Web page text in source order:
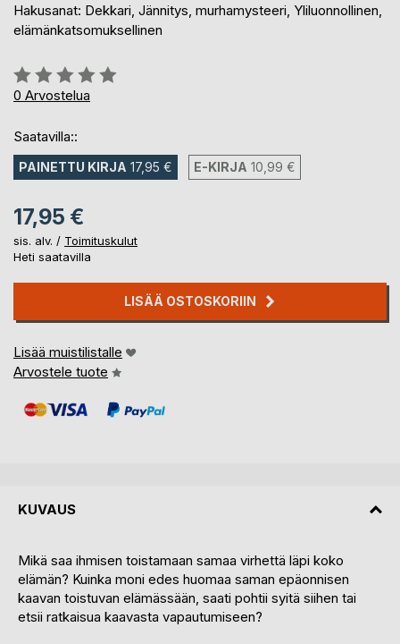
Hakusanat: Dekkari, Jännitys, murhamysteeri, Yliluonnollinen,
elämänkatsomuksellinen
Arvostelu::
0%
0 Arvostelua
Saatavilla::
PAINETTU KIRJA 17,95 € E-KIRJA 10,99 €
17,95 €
sis. alv. / Toimituskulut
Heti saatavilla
LISÄÄ OSTOSKORIIN
Lisää muistilistalle
Arvostele tuote
KUVAUS
Mikä saa ihmisen toistamaan samaa virhettä läpi koko
elämän? Kuinka moni edes huomaa saman epäonnisen
kaavan toistuvan elämässään, saati pohtii syitä siihen tai
etsii ratkaisua kaavasta vapautumiseen?